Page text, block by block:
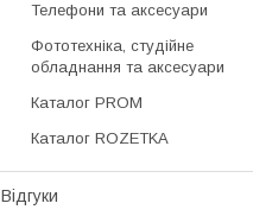
Телефони та аксесуари
Фототехніка, студійне
обладнання та аксесуари
Каталог PROM
Каталог ROZETKA
Відгуки